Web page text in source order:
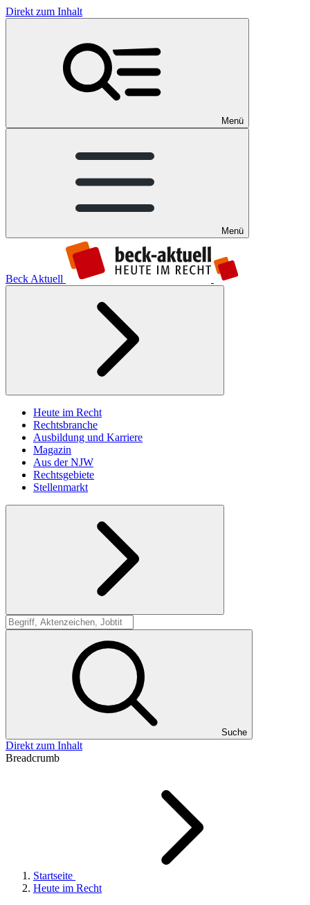
Direkt zum Inhalt
Menü
Menü
Beck Aktuell
Heute im Recht
Rechtsbranche
Ausbildung und Karriere
Magazin
Aus der NJW
Rechtsgebiete
Stellenmarkt
Suche
Suche
Direkt zum Inhalt
Breadcrumb
Startseite
Heute im Recht